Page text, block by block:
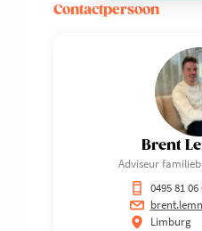
Contactpersoon
Brent
Adviseur
0495 81 06
Limburg